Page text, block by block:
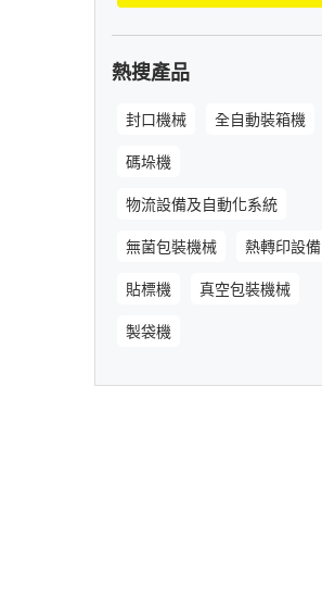
熱搜產品
封口機械 全自動裝箱機
碼垛機
物流設備及自動化系統
無菌包裝機械 熱轉印設備
貼標機 真空包裝機械
製袋機